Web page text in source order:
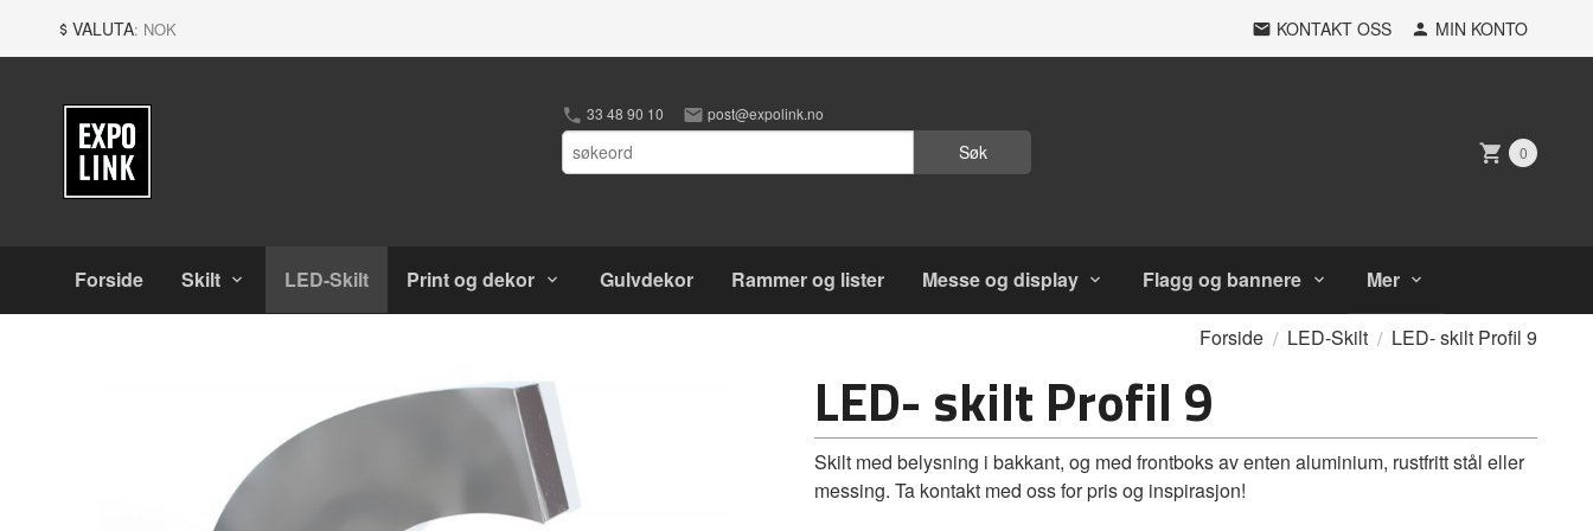
VALUTA: NOK KONTAKT OSS MIN KONTO
33 48 90 10 post@expolink.no
Søk 0
Produkter
Forside Skilt LED-Skilt Print og dekor Gulvdekor Rammer og lister Messe og display Flagg og bannere Mer
Forside LED-Skilt LED- skilt Profil 9
LED- skilt Profil 9
Skilt med belysning i bakkant, og med frontboks av enten aluminium, rustfritt stål eller
messing. Ta kontakt med oss for pris og inspirasjon!